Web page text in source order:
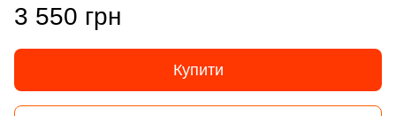
3 550 грн
Купити